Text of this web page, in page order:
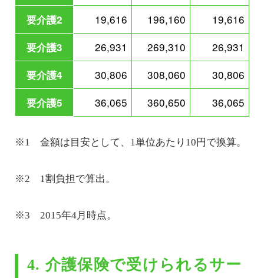
要介護2 19,616 196,160 19,616
要介護3 26,931 269,310 26,931
要介護4 30,806 308,060 30,806
要介護5 36,065 360,650 36,065
※1 金額は目安として、1単位あたり10円で換算。
※2 1割負担で算出。
※3 2015年4月時点。
4. 介護保険で受けられるサー